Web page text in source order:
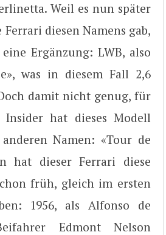
Weil es nun später
diesen Namens gab,
Ergänzung: LWB, also
was in diesem Fall 2,6
damit nicht genug, für
hat dieses Modell
Namen: «Tour de
hat dieser Ferrari diese
früh, gleich im ersten
1956, als Alfonso de
Edmont Nelson